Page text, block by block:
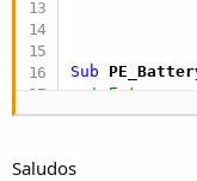
Sub
' Entra
Log("Nivel
Saludos